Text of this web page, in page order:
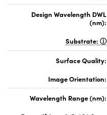
Design Wavelength DWL
(nm):
Substrate:
Surface Quality:
Image Orientation:
Wavelength Range (nm):